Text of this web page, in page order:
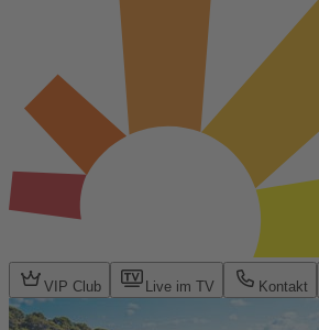
VIP Club Live im TV Kontakt